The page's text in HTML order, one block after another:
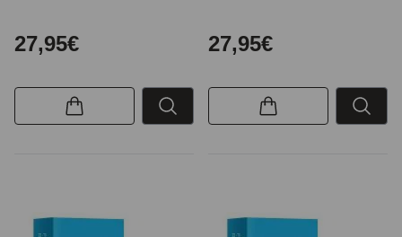
27,95€ 27,95€